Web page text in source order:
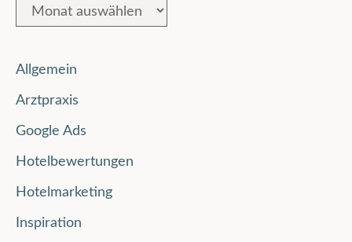
Allgemein
Arztpraxis
Google Ads
Hotelbewertungen
Hotelmarketing
Inspiration